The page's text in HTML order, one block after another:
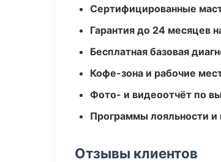
Сертифицированные
Гарантия до 24 месяцев
Бесплатная базовая
Кофе-зона и рабочие
Фото- и видеоотчёт по
Программы лояльности и
Отзывы клиентов